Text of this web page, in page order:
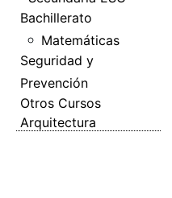
Bachillerato
Matemáticas
Seguridad y
Prevención
Otros Cursos
Arquitectura